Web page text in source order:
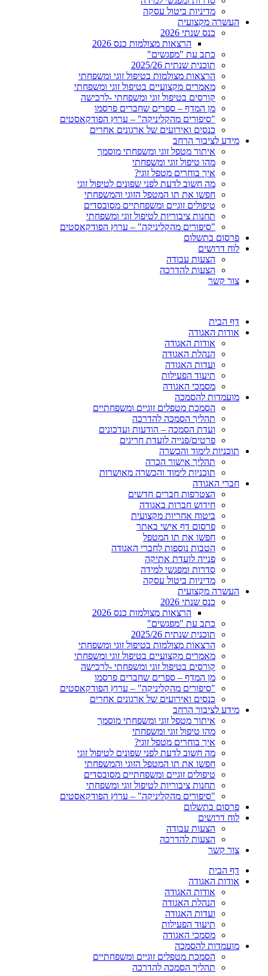
מדיניות ביטול עסקה
העשרה מקצועית
כנס שנתי 2026
הרצאות מצולמות כנס 2026
כתב עת "מפגשים"
תוכנית שנתית 2025/26
הרצאות מצולמות בטיפול זוגי ומשפחתי
מאמרים מקצועיים בטיפול זוגי ומשפחתי
קורסים בטיפול זוגי ומשפחתי -לרכישה
מן המדף – ספרים שחברים פרסמו
"סיפורים מהקליניקה" – ערוץ הפודקאסטים
כנסים ואירועים של ארגונים אחרים
מידע לציבור הרחב
איתור מטפל זוגי ומשפחתי מוסמך
מהו טיפול זוגי ומשפחתי
איך בוחרים מטפל זוגי?
מה חשוב לדעת לפני שפונים לטיפול זוגי
חפשו את תו המטפל הזוגי והמשפחתי
טיפולים זוגיים ומשפחתיים מסובסדים
תחנות ציבוריות לטיפול זוגי ומשפחתי
"סיפורים מהקליניקה" – ערוץ הפודקאסטים
פרסום בתשלום
לוח דרושים
הצעות עבודה
הצעות להדרכה
צור קשר
דף הבית
אודות האגודה
אודות האגודה
הנהלת האגודה
ועדות האגודה
תיעוד הפעילות
מסמכי האגודה
מועמדות להסמכה
הסמכת מטפלים זוגיים ומשפחתיים
תהליך הסמכה להדרכה
ועדת הסמכה – הודעות ועדכונים
פרטים/פנייה לועדת חריגים
תוכניות לימוד והכשרה
תהליך אישור הכרה
תוכניות לימוד והכשרה מאושרות
חברי האגודה
הצטרפות חברים חדשים
חידוש חברות באגודה
ביטוח אחריות מקצועית
פרסום דף אישי באתר
חפשו את תו המטפל
הטבות נוספות לחברי האגודה
פנייה לועדת אתיקה
סדרות ומפגשי למידה
מדיניות ביטול עסקה
העשרה מקצועית
כנס שנתי 2026
הרצאות מצולמות כנס 2026
כתב עת "מפגשים"
תוכנית שנתית 2025/26
הרצאות מצולמות בטיפול זוגי ומשפחתי
מאמרים מקצועיים בטיפול זוגי ומשפחתי
קורסים בטיפול זוגי ומשפחתי -לרכישה
מן המדף – ספרים שחברים פרסמו
"סיפורים מהקליניקה" – ערוץ הפודקאסטים
כנסים ואירועים של ארגונים אחרים
מידע לציבור הרחב
איתור מטפל זוגי ומשפחתי מוסמך
מהו טיפול זוגי ומשפחתי
איך בוחרים מטפל זוגי?
מה חשוב לדעת לפני שפונים לטיפול זוגי
חפשו את תו המטפל הזוגי והמשפחתי
טיפולים זוגיים ומשפחתיים מסובסדים
תחנות ציבוריות לטיפול זוגי ומשפחתי
"סיפורים מהקליניקה" – ערוץ הפודקאסטים
פרסום בתשלום
לוח דרושים
הצעות עבודה
הצעות להדרכה
צור קשר
דף הבית
אודות האגודה
אודות האגודה
הנהלת האגודה
ועדות האגודה
תיעוד הפעילות
מסמכי האגודה
מועמדות להסמכה
הסמכת מטפלים זוגיים ומשפחתיים
תהליך הסמכה להדרכה